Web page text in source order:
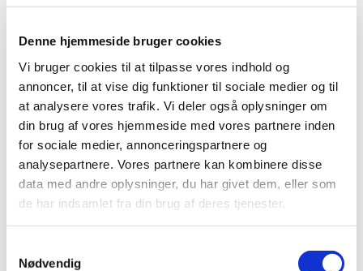
Denne hjemmeside bruger cookies
Vi bruger cookies til at tilpasse vores indhold og
annoncer, til at vise dig funktioner til sociale medier og til
at analysere vores trafik. Vi deler også oplysninger om
din brug af vores hjemmeside med vores partnere inden
for sociale medier, annonceringspartnere og
analysepartnere. Vores partnere kan kombinere disse
data med andre oplysninger, du har givet dem, eller som
de har indsamlet fra din brug af deres tjenester.
Nødvendig
Der er aftensang mandag til lørdag kl. 17.30 – 18 i
Løgumkloster Kirke.
Aftensangens forløb (med undtagelse af onsdag)
Præludium
1. salme
Læsning og bøn
2. salme
Velsignelse
Postludium